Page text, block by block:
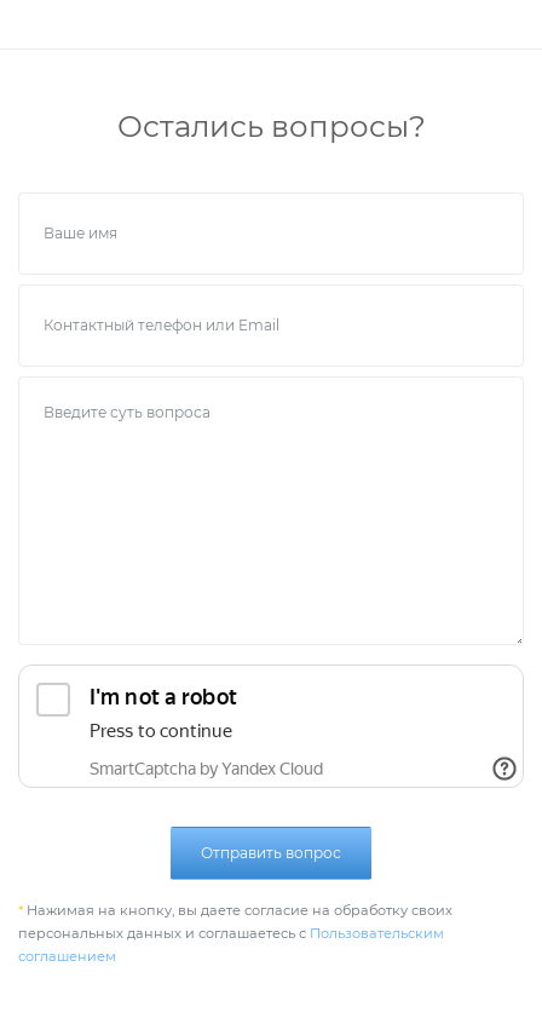
Остались вопросы?
Отправить вопрос
* Нажимая на кнопку, вы даете согласие на обработку своих
персональных данных и соглашаетесь с Пользовательским
соглашением